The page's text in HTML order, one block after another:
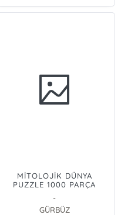
MİTOLOJİK DÜNYA
PUZZLE 1000 PARÇA
-
GÜRBÜZ